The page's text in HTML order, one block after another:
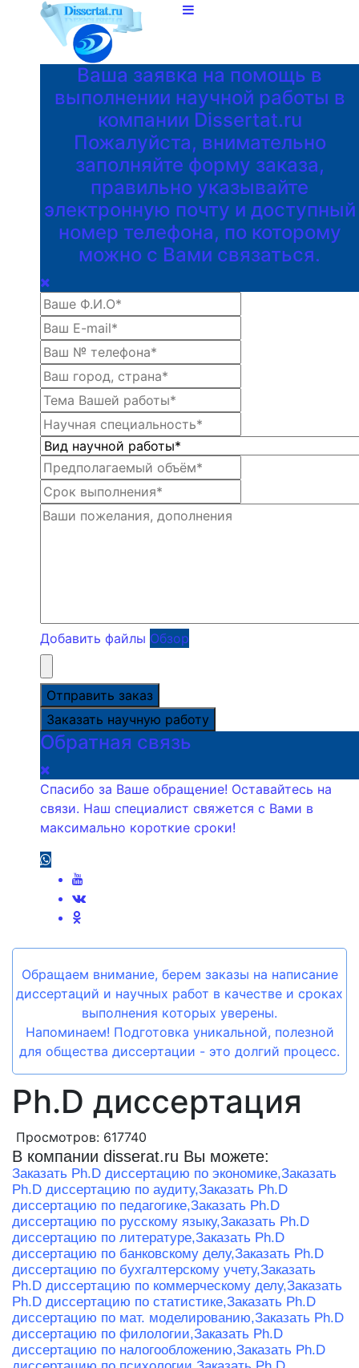
Ваша заявка на помощь в
выполнении научной работы в
компании Dissertat.ru
Пожалуйста, внимательно
заполняйте форму заказа,
правильно указывайте
электронную почту и доступный
номер телефона, по которому
можно с Вами связаться.
Добавить файлы Обзор
Отправить заказ
Заказать научную работу
Обратная связь
Спасибо за Ваше обращение! Оставайтесь на
связи. Наш специалист свяжется с Вами в
максимально короткие сроки!
Обращаем внимание, берем заказы на написание
диссертаций и научных работ в качестве и сроках
выполнения которых уверены.
Напоминаем! Подготовка уникальной, полезной
для общества диссертации - это долгий процесс.
Ph.D диссертация
Просмотров: 617740
В компании disserat.ru Вы можете:
Заказать Ph.D диссертацию по экономике,Заказать
Ph.D диссертацию по аудиту,Заказать Ph.D
диссертацию по педагогике,Заказать Ph.D
диссертацию по русскому языку,Заказать Ph.D
диссертацию по литературе,Заказать Ph.D
диссертацию по банковскому делу,Заказать Ph.D
диссертацию по бухгалтерскому учету,Заказать
Ph.D диссертацию по коммерческому делу,Заказать
Ph.D диссертацию по статистике,Заказать Ph.D
диссертацию по мат. моделированию,Заказать Ph.D
диссертацию по филологии,Заказать Ph.D
диссертацию по налогообложению,Заказать Ph.D